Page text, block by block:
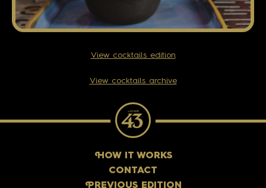
View cocktails edition
View cocktails archive
HOW IT WORKS
CONTACT
P REVIOUS EDITION